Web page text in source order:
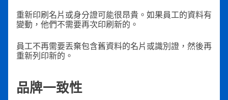
重新印刷名片或身分證可能很昂貴。如果員工的資料有
變動，他們不需要再次印刷新的。
員工不再需要丟棄包含舊資料的名片或識別證，然後再
重新列印新的。
品牌一致性